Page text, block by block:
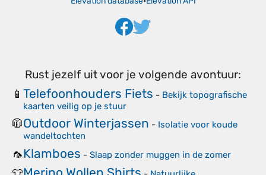
Rust jezelf uit voor je volgende avontuur:
📱 Telefoonhouders Fiets - Bekijk topografische
kaarten veilig op je stuur
🧥Outdoor Winterjassen - Isolatie voor koude
wandeltochten
🦟Klamboes - Slaap zonder muggen in de zomer